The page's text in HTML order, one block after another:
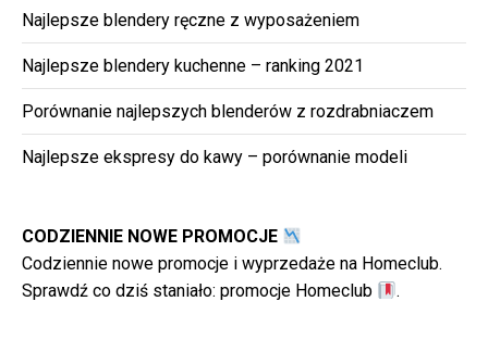
Najlepsze blendery ręczne z wyposażeniem
Najlepsze blendery kuchenne – ranking 2021
Porównanie najlepszych blenderów z rozdrabniaczem
Najlepsze ekspresy do kawy – porównanie modeli
CODZIENNIE NOWE PROMOCJE
Codziennie nowe promocje i wyprzedaże na Homeclub.
Sprawdź co dziś staniało: promocje Homeclub .